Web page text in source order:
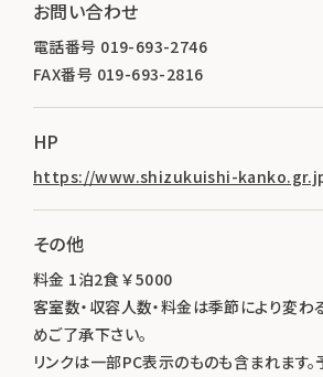
お問い合わせ
電話番号 019-693-2746
FAX番号 019-693-2816
HP
https://www.shizukuishi-
その他
料金 1泊2食 ￥5000
客室数・収容人数・料金は季節により変わ
めご了承下さい。
リンクは一部PC表示のものも含まれます。